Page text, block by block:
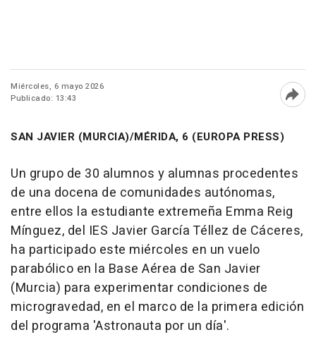
Miércoles, 6 mayo 2026
Publicado: 13:43
SAN JAVIER (MURCIA)/MÉRIDA, 6 (EUROPA PRESS)
Un grupo de 30 alumnos y alumnas procedentes
de una docena de comunidades autónomas,
entre ellos la estudiante extremeña Emma Reig
Mínguez, del IES Javier García Téllez de Cáceres,
ha participado este miércoles en un vuelo
parabólico en la Base Aérea de San Javier
(Murcia) para experimentar condiciones de
microgravedad, en el marco de la primera edición
del programa 'Astronauta por un día'.